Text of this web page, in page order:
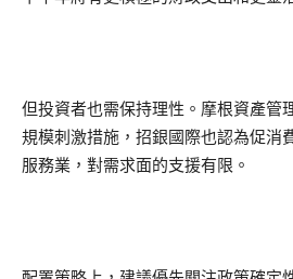
但投資者也需保持理性。摩根資產管
規模刺激措施，招銀國際也認為促消
服務業，對需求面的支援有限。